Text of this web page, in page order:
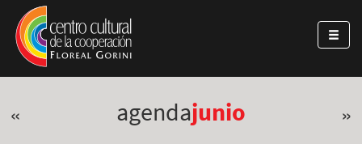
Pasar al contenido principal
Jump to main content
« agendajunio »